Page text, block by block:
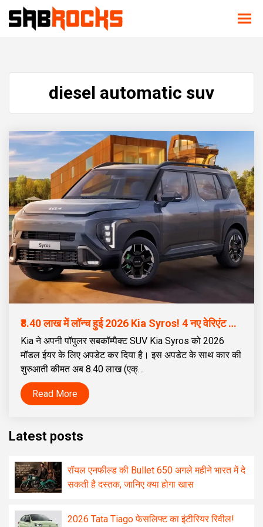
diesel automatic suv
₹8.40 लाख में लॉन्च हुई 2026 Kia Syros! 4 नए वेरिएंट के साथ, डीजल ऑटोमैटिक पहले से हुआ सस्ता
Kia ने अपनी पॉपुलर सबकॉम्पैक्ट SUV Kia Syros को 2026
मॉडल ईयर के लिए अपडेट कर दिया है। इस अपडेट के साथ कार की
शुरुआती कीमत अब ₹8.40 लाख (एक्…
Read More
Latest posts
रॉयल एनफील्ड की Bullet 650 अगले महीने भारत में दे
सकती है दस्तक, जानिए क्या होगा खास
2026 Tata Tiago फेसलिफ्ट का इंटीरियर रिवील!